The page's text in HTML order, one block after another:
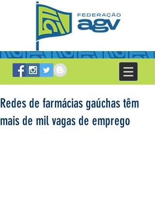
Redes de farmácias gaúchas têm
mais de mil vagas de emprego